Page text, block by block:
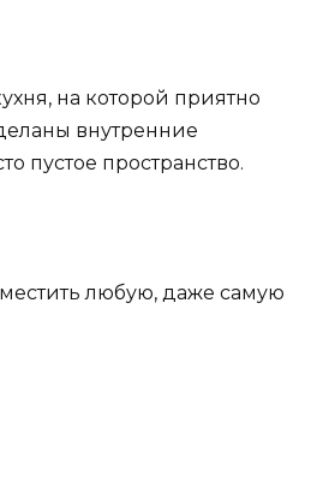
на которой приятно
внутренние
пустое пространство.
любую, даже самую